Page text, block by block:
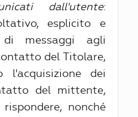
dall'utente:
esplicito e
di messaggi agli
del Titolare,
l'acquisizione dei
del mittente,
rispondere, nonché